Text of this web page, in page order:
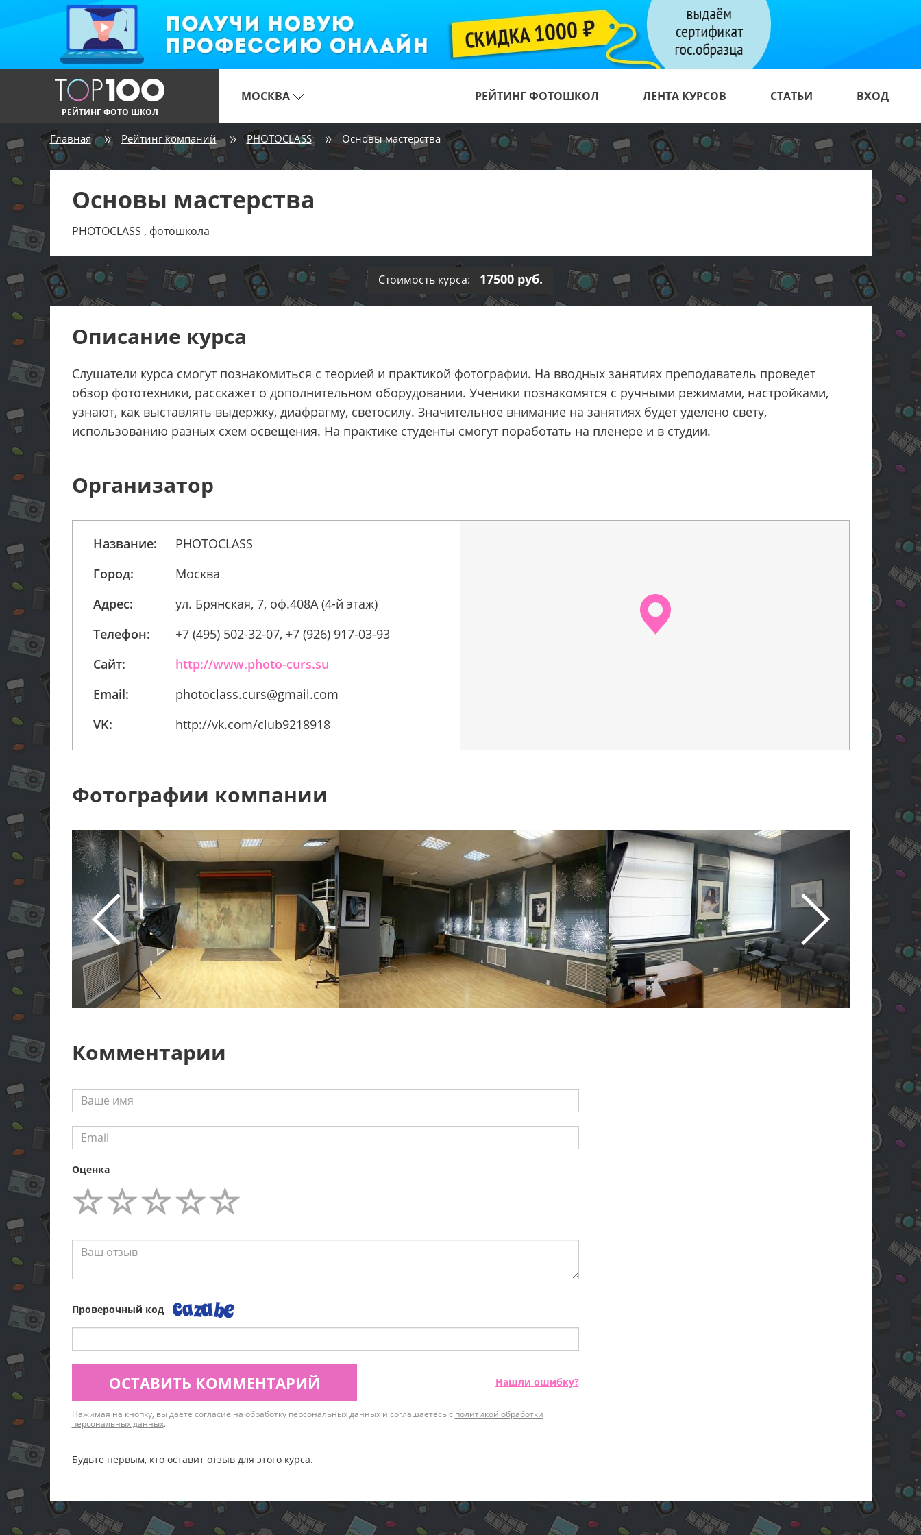
РЕЙТИНГ ФОТО ШКОЛ
МОСКВА РЕЙТИНГ ФОТОШКОЛ ЛЕНТА КУРСОВ СТАТЬИ ВХОД
Главная Рейтинг компаний PHOTOCLASS Основы мастерства
Основы мастерства
PHOTOCLASS , фотошкола
Стоимость курса: 17500 руб.
Описание курса
Слушатели курса смогут познакомиться с теорией и практикой фотографии. На вводных занятиях преподаватель проведет
обзор фототехники, расскажет о дополнительном оборудовании. Ученики познакомятся с ручными режимами, настройками,
узнают, как выставлять выдержку, диафрагму, светосилу. Значительное внимание на занятиях будет уделено свету,
использованию разных схем освещения. На практике студенты смогут поработать на пленере и в студии.
Организатор
Название:
PHOTOCLASS
Город:
Москва
Адрес:
ул. Брянская, 7, оф.408А (4-й этаж)
Телефон:
+7 (495) 502-32-07, +7 (926) 917-03-93
Сайт:
http://www.photo-curs.su
Email:
photoclass.curs@gmail.com
VK:
http://vk.com/club9218918
Фотографии компании
Комментарии
Оценка
Проверочный код
ОСТАВИТЬ КОММЕНТАРИЙ Нашли ошибку?
Нажимая на кнопку, вы даёте согласие на обработку персональных данных и соглашаетесь с политикой обработки
персональных данных.
Будьте первым, кто оставит отзыв для этого курса.